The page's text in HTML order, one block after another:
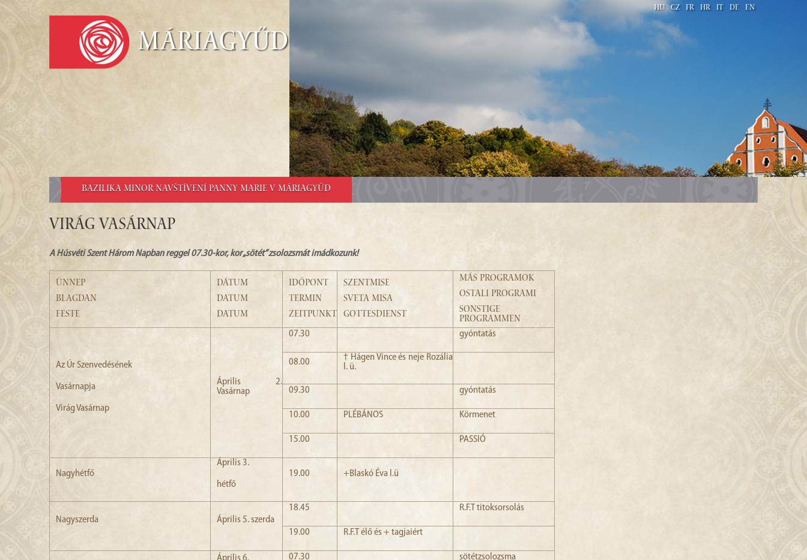
HU CZ FR HR IT DE EN
Máriagyűd
BAZILIKA MINOR NAVŠTÍVENÍ PANNY MARIE V MÁRIAGYŰD
Virág Vasárnap
A Húsvéti Szent Három Napban reggel 07.30-kor, kor „sötét” zsolozsmát imádkozunk!
ÜNNEP
BLAGDAN
FESTE
DÁTUM
DATUM
DATUM
IDŐPONT
TERMIN
ZEITPUNKT
SZENTMISE
SVETA MISA
GOTTESDIENST
MÁS PROGRAMOK
OSTALI PROGRAMI
SONSTIGE
PROGRAMMEN
Az Úr Szenvedésének
Vasárnapja
Virág Vasárnap
Április 2.
Vasárnap
07.30 gyóntatás
08.00
† Hágen Vince és neje Rozália
l. ü.
09.30 gyóntatás
10.00 PLÉBÁNOS Körmenet
15.00 PASSIÓ
Nagyhétfő
Április 3.
hétfő
19.00 +Blaskó Éva l.ü
Nagyszerda Április 5. szerda
18.45 R.F.T titoksorsolás
19.00 R.F.T élő és + tagjaiért
07.30 sötétzsolozsma